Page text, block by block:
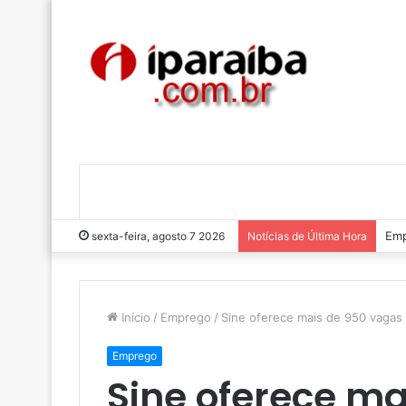
sexta-feira, agosto 7 2026 Notícias de Última Hora
Início / Emprego / Sine oferece mais de 950
Emprego